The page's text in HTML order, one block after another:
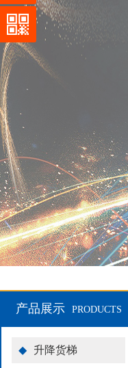
产品展示 PRODUCTS
◆ 升降货梯